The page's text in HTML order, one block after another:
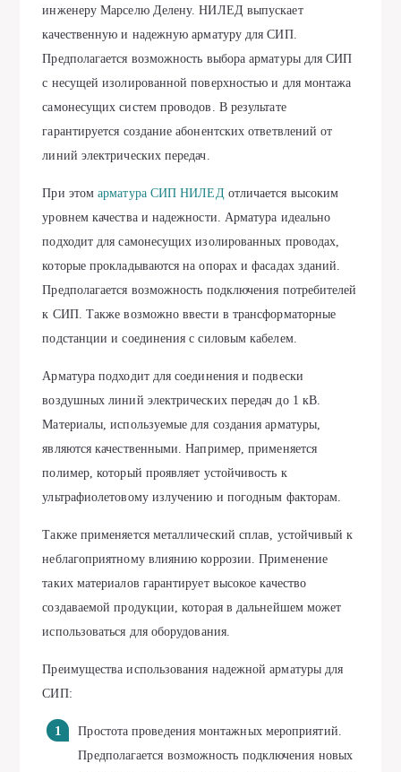
инженеру Марселю Делену. НИЛЕД выпускает
качественную и надежную арматуру для СИП.
Предполагается возможность выбора арматуры для СИП
с несущей изолированной поверхностью и для монтажа
самонесущих систем проводов. В результате
гарантируется создание абонентских ответвлений от
линий электрических передач.
При этомарматура СИП НИЛЕД отличается высоким
уровнем качества и надежности. Арматура идеально
подходит для самонесущих изолированных проводах,
которые прокладываются на опорах и фасадах зданий.
Предполагается возможность подключения потребителей
к СИП. Также возможно ввести в трансформаторные
подстанции и соединения с силовым кабелем.
Арматура подходит для соединения и подвески
воздушных линий электрических передач до 1 кВ.
Материалы, используемые для создания арматуры,
являются качественными. Например, применяется
полимер, который проявляет устойчивость к
ультрафиолетовому излучению и погодным факторам.
Также применяется металлический сплав, устойчивый к
неблагоприятному влиянию коррозии. Применение
таких материалов гарантирует высокое качество
создаваемой продукции, которая в дальнейшем может
использоваться для оборудования.
Преимущества использования надежной арматуры для
СИП:
Простота проведения монтажных мероприятий.
Предполагается возможность подключения новых